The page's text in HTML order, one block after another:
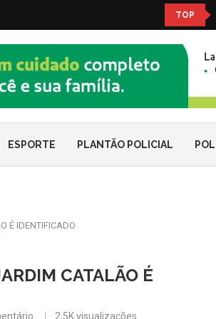
TOP
ESPORTE PLANTÃO POLICIAL
É IDENTIFICADO
CATALÃO É
2,5Kvisualizações